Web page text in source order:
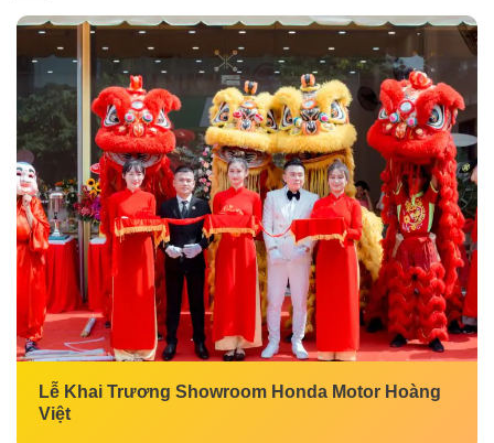
Lễ Khai Trương Showroom Honda Motor Hoàng
Việt